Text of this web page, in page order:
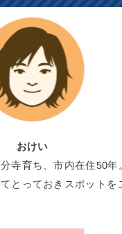
おけい
寺育ち、市内在住50年
とっておきスポットを